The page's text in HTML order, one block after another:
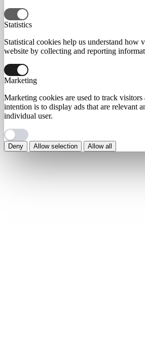
Statistics
Statistical cookies help us understand how
website by collecting and reporting
Marketing
Marketing cookies are used to track visitors
intention is to display ads that are relevant
individual user.
Deny Allow selection Allow all